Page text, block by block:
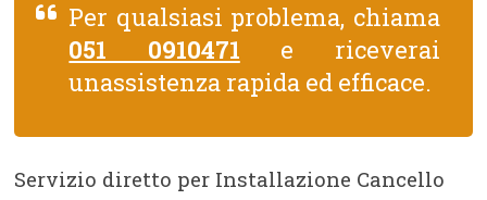
Per qualsiasi problema, chiama
051 0910471 e riceverai
unassistenza rapida ed efficace.
Servizio diretto per Installazione Cancello